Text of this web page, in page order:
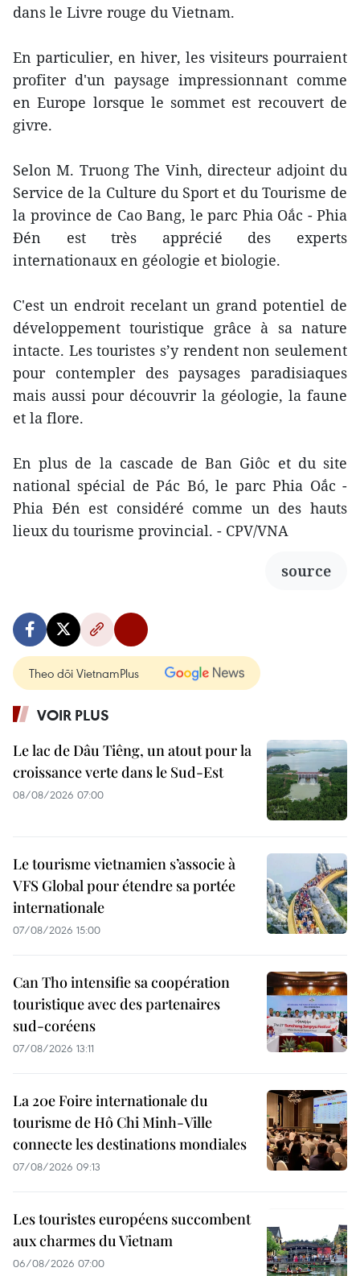
dans le Livre rouge du Vietnam.
En particulier, en hiver, les visiteurs pourraient
profiter d'un paysage impressionnant comme
en Europe lorsque le sommet est recouvert de
givre.
Selon M. Truong The Vinh, directeur adjoint du
Service de la Culture du Sport et du Tourisme de
la province de Cao Bang, le parc Phia Oắc - Phia
Ðén est très apprécié des experts
internationaux en géologie et biologie.
C'est un endroit recelant un grand potentiel de
développement touristique grâce à sa nature
intacte. Les touristes s’y rendent non seulement
pour contempler des paysages paradisiaques
mais aussi pour découvrir la géologie, la faune
et la flore.
En plus de la cascade de Ban Giôc et du site
national spécial de Pác Bó, le parc Phia Oắc -
Phia Ðén est considéré comme un des hauts
lieux du tourisme provincial. - CPV/VNA
source
Theo dõi VietnamPlus
VOIR PLUS
Le lac de Dâu Tiêng, un atout pour la
croissance verte dans le Sud-Est
08/08/2026 07:00
Le tourisme vietnamien s’associe à
VFS Global pour étendre sa portée
internationale
07/08/2026 15:00
Can Tho intensifie sa coopération
touristique avec des partenaires
sud-coréens
07/08/2026 13:11
La 20e Foire internationale du
tourisme de Hô Chi Minh-Ville
connecte les destinations mondiales
07/08/2026 09:13
Les touristes européens succombent
aux charmes du Vietnam
06/08/2026 07:00